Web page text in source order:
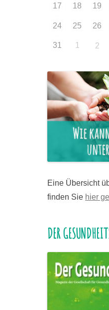
17 18 19
24 25 26
31 1 2
Eine Übersicht
finden Sie hier
DER